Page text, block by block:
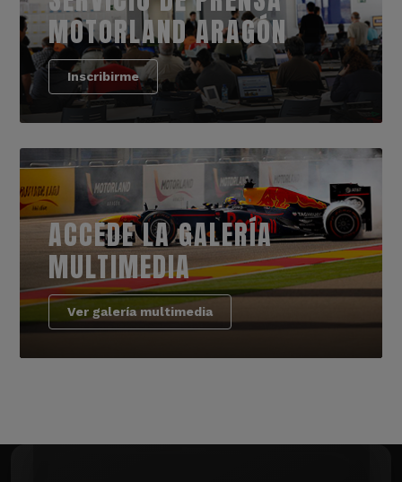
MOTORLAND ARAGÓN
Inscribirme
ACCEDE LA GALERÍA
MULTIMEDIA
Ver galería multimedia